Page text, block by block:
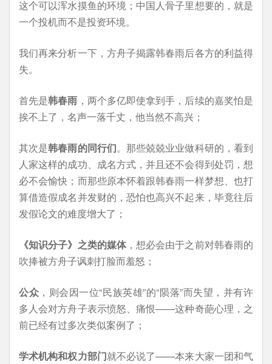
这个可以浑水摸鱼的环境；中国人骨子里想要的，就是
一个投机而不是投资环境。
我们再来分析一下，方舟子揭露韩春雨后各方的利益得
失。
首先是韩春雨 ，两个多亿即使拿到手，后续的嘉奖怕是
挨不上了，名声一落千丈，他当然不高兴；
其次是韩春雨的同行们。那些兢兢业业做科研的，看到
人家这样的成功、成名方式，并且还不会得到处罚，想
必不会愉快；而那些原本怀着跟韩春雨一样梦想、也打
算借造假成名并发财的，恐怕也高兴不起来，毕竟往后
发假论文的难度增大了；
《知识分子》之类的媒体，想必会由于之前对韩春雨的
吹捧被方舟子讽刺打脸而羞怒；
公众 ，则会因一位“民族英雄”的“陨落”而失望，并有许
多人会对方舟子表示愤怒、痛恨——这种奇葩心理，之
前已经有过多次类似案例了；
学术机构和权力部门就不必说了——本来大家一团和气